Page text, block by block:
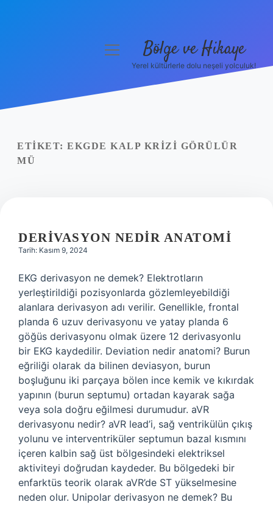
Yasal Uyarı
menüyü
Bölge ve Hikaye
Yerel kültürlerle dolu neşeli yolculuk!
ETIKET: EKGDE KALP KRIZI GÖRÜLÜR
MÜ
DERIVASYON NEDIR ANATOMI
Tarih: Kasım 9, 2024
EKG derivasyon ne demek? Elektrotların
yerleştirildiği pozisyonlarda gözlemleyebildiği
alanlara derivasyon adı verilir. Genellikle, frontal
planda 6 uzuv derivasyonu ve yatay planda 6
göğüs derivasyonu olmak üzere 12 derivasyonlu
bir EKG kaydedilir. Deviation nedir anatomi? Burun
eğriliği olarak da bilinen deviasyon, burun
boşluğunu iki parçaya bölen ince kemik ve kıkırdak
yapının (burun septumu) ortadan kayarak sağa
veya sola doğru eğilmesi durumudur. aVR
derivasyonu nedir? aVR lead’i, sağ ventrikülün çıkış
yolunu ve interventriküler septumun bazal kısmını
içeren kalbin sağ üst bölgesindeki elektriksel
aktiviteyi doğrudan kaydeder. Bu bölgedeki bir
enfarktüs teorik olarak aVR’de ST yükselmesine
neden olur. Unipolar derivasyon ne demek? Bu